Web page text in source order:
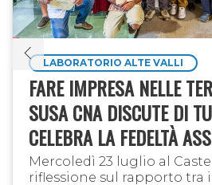
LABORATORIO ALTE VALLI
FARE IMPRESA NELLE
SUSA CNA DISCUTE DI
CELEBRA LA FEDELTÀ
Mercoledì 23 luglio al
riflessione sul rapporto tra